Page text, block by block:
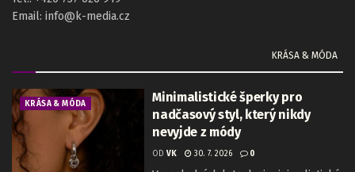
Email: info@k-media.cz
KRÁSA & MÓDA
KRÁSA & MÓDA
Minimalistické šperky pro
nadčasový styl, který nikdy
nevyjde z módy
OD VK 30. 7. 2026 0